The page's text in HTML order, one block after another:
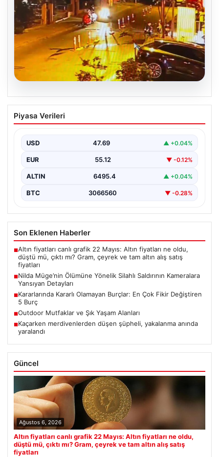
05.08.2026
Nilda Müge’nin Ölümüne Yönelik Silahlı
Saldırının Kameralara Yansıyan
İstanbul’un Şişli ilçesinde yaşanan korkutucu olayda,
ilaçları…
Piyasa Verileri
USD 47.69 ▲ +0.04%
EUR 55.12 ▼ -0.12%
ALTIN 6495.4 ▲ +0.04%
BTC 3066560 ▼ -0.28%
Son Eklenen Haberler
■Altın fiyatları canlı grafik 22 Mayıs: Altın fiyatları ne oldu,
düştü mü, çıktı mı? Gram, çeyrek ve tam altın alış satış
fiyatları
■Nilda Müge’nin Ölümüne Yönelik Silahlı Saldırının Kameralara
Yansıyan Detayları
■Kararlarında Kararlı Olamayan Burçlar: En Çok Fikir Değiştiren
5 Burç
■Outdoor Mutfaklar ve Şık Yaşam Alanları
■Kaçarken merdivenlerden düşen şüpheli, yakalanma anında
yaralandı
Güncel
Ağustos 6, 2026
Altın fiyatları canlı grafik 22 Mayıs: Altın fiyatları ne oldu,
düştü mü, çıktı mı? Gram, çeyrek ve tam altın alış satış
fiyatları